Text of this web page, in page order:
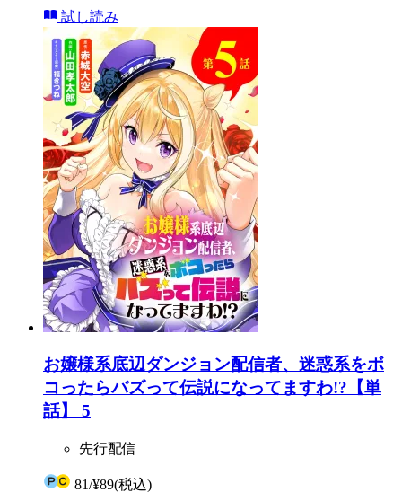
試し読み
お嬢様系底辺ダンジョン配信者、迷惑系をボ
コったらバズって伝説になってますわ!?【単
話】 5
先行配信
81/¥89(税込)